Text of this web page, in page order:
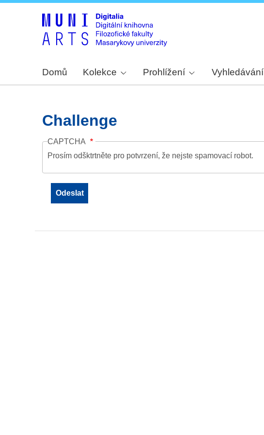
Domů Kolekce Prohlížení Vyhledávání
Challenge
CAPTCHA
Prosím odšktrtněte pro potvrzení, že nejste spamovací robot.